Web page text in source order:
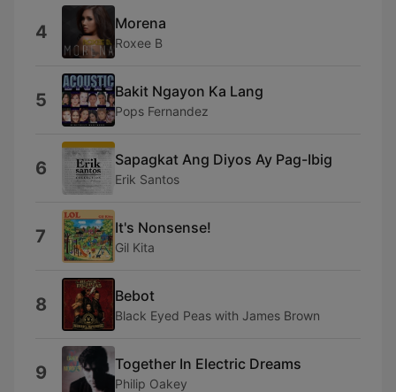
4 Morena
Roxee B
5 Bakit Ngayon Ka Lang
Pops Fernandez
6 Sapagkat Ang Diyos Ay Pag-Ibig
Erik Santos
7 It's Nonsense!
Gil Kita
8 Bebot
Black Eyed Peas with James Brown
9 Together In Electric Dreams
Philip Oakey